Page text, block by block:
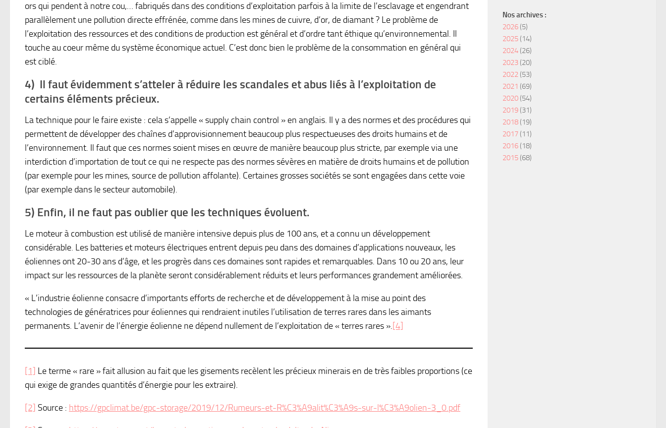
ors qui pendent à notre cou,… fabriqués dans des conditions d’exploitation parfois à la limite de l’esclavage et engendrant
parallèlement une pollution directe effrénée, comme dans les mines de cuivre, d’or, de diamant ? Le problème de
l’exploitation des ressources et des conditions de production est général et d’ordre tant éthique qu’environnemental. Il
touche au coeur même du système économique actuel. C’est donc bien le problème de la consommation en général qui
est ciblé.
4) Il faut évidemment s’atteler à réduire les scandales et abus liés à l’exploitation de
certains éléments précieux.
La technique pour le faire existe : cela s’appelle « supply chain control » en anglais. Il y a des normes et des procédures qui
permettent de développer des chaînes d’approvisionnement beaucoup plus respectueuses des droits humains et de
l’environnement. Il faut que ces normes soient mises en œuvre de manière beaucoup plus stricte, par exemple via une
interdiction d’importation de tout ce qui ne respecte pas des normes sévères en matière de droits humains et de pollution
(par exemple pour les mines, source de pollution affolante). Certaines grosses sociétés se sont engagées dans cette voie
(par exemple dans le secteur automobile).
5) Enfin, il ne faut pas oublier que les techniques évoluent.
Le moteur à combustion est utilisé de manière intensive depuis plus de 100 ans, et a connu un développement
considérable. Les batteries et moteurs électriques entrent depuis peu dans des domaines d’applications nouveaux, les
éoliennes ont 20-30 ans d’âge, et les progrès dans ces domaines sont rapides et remarquables. Dans 10 ou 20 ans, leur
impact sur les ressources de la planète seront considérablement réduits et leurs performances grandement améliorées.
« L’industrie éolienne consacre d’importants efforts de recherche et de développement à la mise au point des
technologies de génératrices pour éoliennes qui rendraient inutiles l’utilisation de terres rares dans les aimants
permanents. L’avenir de l’énergie éolienne ne dépend nullement de l’exploitation de « terres rares ».[4]
[1] Le terme « rare » fait allusion au fait que les gisements recèlent les précieux minerais en de très faibles proportions (ce
qui exige de grandes quantités d’énergie pour les extraire).
[2] Source : https://gpclimat.be/gpc-storage/2019/12/Rumeurs-et-R%C3%A9alit%C3%A9s-sur-l%C3%A9olien-3_0.pdf
Nos archives :
2026 (5)
2025 (14)
2024 (26)
2023 (20)
2022 (53)
2021 (69)
2020 (54)
2019 (31)
2018 (19)
2017 (11)
2016 (18)
2015 (68)